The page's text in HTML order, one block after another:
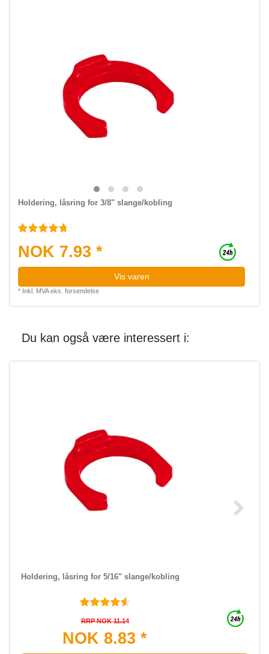
Holdering, låsring for 3/8" slange/kobling
NOK 7.93 *
Vis varen
* Inkl. MVAeks. forsendelse
Du kan også være interessert i:
Holdering, låsring for 5/16" slange/kobling
RRP NOK 11.14
NOK 8.83 *